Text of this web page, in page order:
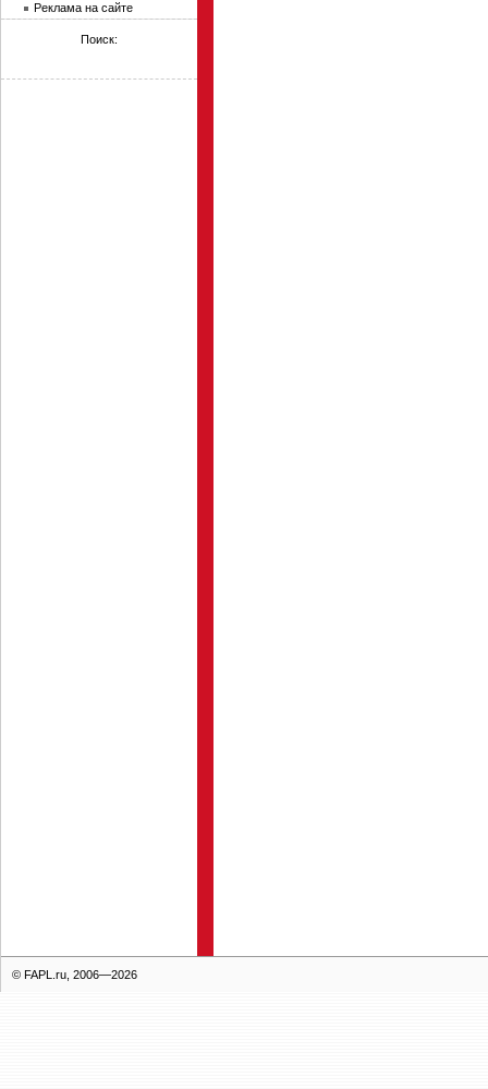
Реклама на сайте
Поиск:
© FAPL.ru, 2006—2026